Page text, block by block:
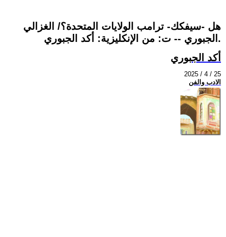
هل -سيفكك- ترامب الولايات المتحدة؟/ الغزالي
الجبوري -- ت: من الإنكليزية: أكد الجبوري.
أكد الجبوري
2025 / 4 / 25
الادب والفن